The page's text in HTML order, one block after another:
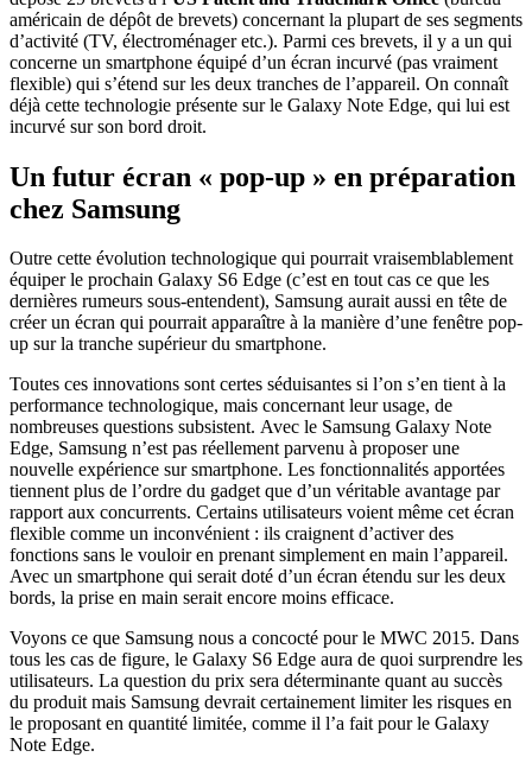
américain de dépôt de brevets) concernant la plupart de ses segments
d’activité (TV, électroménager etc.). Parmi ces brevets, il y a un qui
concerne un smartphone équipé d’un écran incurvé (pas vraiment
flexible) qui s’étend sur les deux tranches de l’appareil. On connaît
déjà cette technologie présente sur le Galaxy Note Edge, qui lui est
incurvé sur son bord droit.
Un futur écran « pop-up » en préparation
chez Samsung
Outre cette évolution technologique qui pourrait vraisemblablement
équiper le prochain Galaxy S6 Edge (c’est en tout cas ce que les
dernières rumeurs sous-entendent), Samsung aurait aussi en tête de
créer un écran qui pourrait apparaître à la manière d’une fenêtre pop-
up sur la tranche supérieur du smartphone.
Toutes ces innovations sont certes séduisantes si l’on s’en tient à la
performance technologique, mais concernant leur usage, de
nombreuses questions subsistent. Avec le Samsung Galaxy Note
Edge, Samsung n’est pas réellement parvenu à proposer une
nouvelle expérience sur smartphone. Les fonctionnalités apportées
tiennent plus de l’ordre du gadget que d’un véritable avantage par
rapport aux concurrents. Certains utilisateurs voient même cet écran
flexible comme un inconvénient : ils craignent d’activer des
fonctions sans le vouloir en prenant simplement en main l’appareil.
Avec un smartphone qui serait doté d’un écran étendu sur les deux
bords, la prise en main serait encore moins efficace.
Voyons ce que Samsung nous a concocté pour le MWC 2015. Dans
tous les cas de figure, le Galaxy S6 Edge aura de quoi surprendre les
utilisateurs. La question du prix sera déterminante quant au succès
du produit mais Samsung devrait certainement limiter les risques en
le proposant en quantité limitée, comme il l’a fait pour le Galaxy
Note Edge.